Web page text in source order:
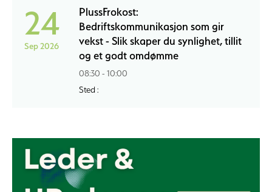
24
Sep 2026
PlussFrokost:
Bedriftskommunikasjon som gir
vekst - Slik skaper du synlighet, tillit
og et godt omdømme
08:30 - 10:00
Sted :